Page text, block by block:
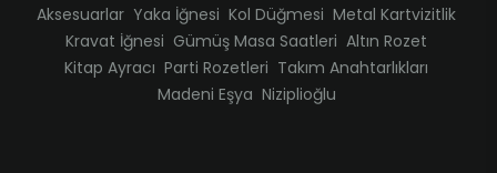
Aksesuarlar Yaka İğnesi Kol Düğmesi Metal Kartvizitlik
Kravat İğnesi Gümüş Masa Saatleri Altın Rozet
Kitap Ayracı Parti Rozetleri Takım Anahtarlıkları
Madeni Eşya Niziplioğlu